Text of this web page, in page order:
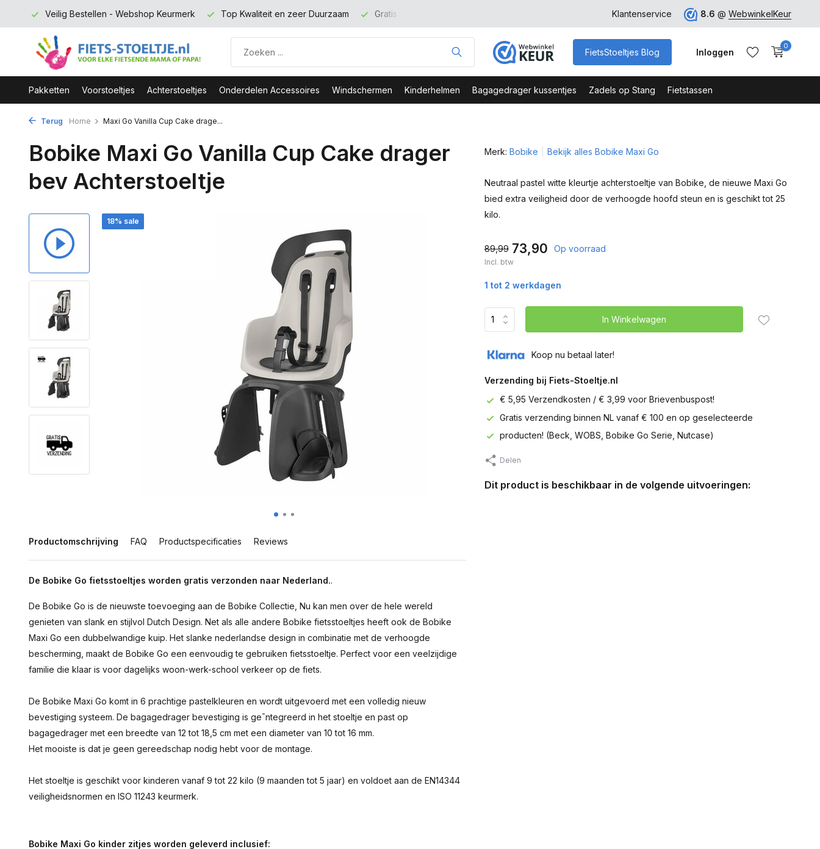
Top Kwaliteit en zeer Duurzaam Gratis verzending binnen NL vanaf 100 euro Klantenservice 8.6 @ WebwinkelKeur
FietsStoeltjes Blog Inloggen
0
Pakketten Voorstoeltjes Achterstoeltjes Onderdelen Accessoires Windschermen Kinderhelmen Bagagedrager kussentjes Zadels op Stang Fietstassen
Terug Home Maxi Go Vanilla Cup Cake drage...
Bobike Maxi Go Vanilla Cup Cake drager
bev Achterstoeltje
18% sale
Productomschrijving FAQ Productspecificaties Reviews
De Bobike Go fietsstoeltjes worden gratis verzonden naar Nederland..
De Bobike Go is de nieuwste toevoeging aan de Bobike Collectie, Nu kan men over de hele wereld
genieten van slank en stijlvol Dutch Design. Net als alle andere Bobike fietsstoeltjes heeft ook de Bobike
Maxi Go een dubbelwandige kuip. Het slanke nederlandse design in combinatie met de verhoogde
bescherming, maakt de Bobike Go een eenvoudig te gebruiken fietsstoeltje. Perfect voor een veelzijdige
familie die klaar is voor dagelijks woon-werk-school verkeer op de fiets.
De Bobike Maxi Go komt in 6 prachtige pastelkleuren en wordt uitgevoerd met een volledig nieuw
bevestiging systeem. De bagagedrager bevestiging is ge¯ntegreerd in het stoeltje en past op
bagagedrager met een breedte van 12 tot 18,5 cm met een diameter van 10 tot 16 mm.
Het mooiste is dat je geen gereedschap nodig hebt voor de montage.
Het stoeltje is geschikt voor kinderen vanaf 9 tot 22 kilo (9 maanden tot 5 jaar) en voldoet aan de EN14344
veiligheidsnormen en ISO 11243 keurmerk.
Bobike Maxi Go kinder zitjes worden geleverd inclusief:
Merk: Bobike Bekijk alles Bobike Maxi Go
Neutraal pastel witte kleurtje achterstoeltje van Bobike, de nieuwe Maxi Go
bied extra veiligheid door de verhoogde hoofd steun en is geschikt tot 25
kilo.
89,99 73,90 Op voorraad
Incl. btw
1 tot 2 werkdagen
In Winkelwagen
Koop nu betaal later!
Verzending bij Fiets-Stoeltje.nl
€ 5,95 Verzendkosten / € 3,99 voor Brievenbuspost!
Gratis verzending binnen NL vanaf € 100 en op geselecteerde
producten! (Beck, WOBS, Bobike Go Serie, Nutcase)
Delen
Dit product is beschikbaar in de volgende uitvoeringen: